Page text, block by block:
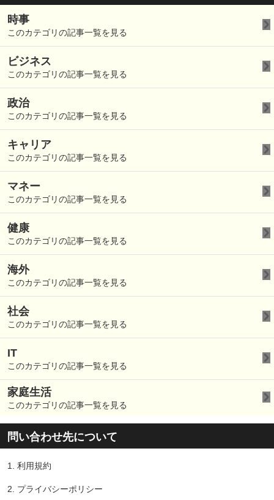
時事
このカテゴリの記事一覧を見る
ビジネス
このカテゴリの記事一覧を見る
政治
このカテゴリの記事一覧を見る
キャリア
このカテゴリの記事一覧を見る
マネー
このカテゴリの記事一覧を見る
健康
このカテゴリの記事一覧を見る
海外
このカテゴリの記事一覧を見る
社会
このカテゴリの記事一覧を見る
IT
このカテゴリの記事一覧を見る
家庭生活
このカテゴリの記事一覧を見る
問い合わせ先について
1. 利用規約
2. プライバシーポリシー